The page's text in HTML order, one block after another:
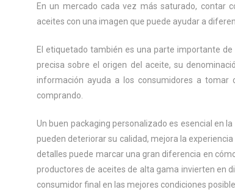
En un mercado cada vez más saturado, contar
aceites con una imagen que puede ayudar a
El etiquetado también es una parte importante
precisa sobre el origen del aceite, su
información ayuda a los consumidores a
comprando.
Un buen packaging personalizado es esencial en
pueden deteriorar su calidad, mejora la
detalles puede marcar una gran diferencia en
productores de aceites de alta gama invierten en
consumidor final en las mejores condiciones